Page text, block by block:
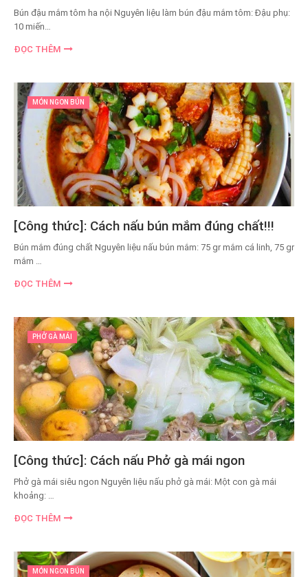
Bún đậu mắm tôm ha nội Nguyên liệu làm bún đậu mắm tôm: Đậu phụ:
10 miến…
ĐỌC THÊM
MÓN NGON BÚN
[Công thức]: Cách nấu bún mắm đúng chất!!!
Bún mắm đúng chất Nguyên liệu nấu bún mắm: 75 gr mắm cá linh, 75 gr
mắm …
ĐỌC THÊM
PHỞ GÀ MÁI
[Công thức]: Cách nấu Phở gà mái ngon
Phở gà mái siêu ngon Nguyên liệu nấu phở gà mái: Một con gà mái
khoảng: …
ĐỌC THÊM
MÓN NGON BÚN